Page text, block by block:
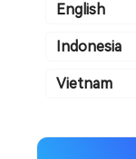
English
Indonesia
Vietnam